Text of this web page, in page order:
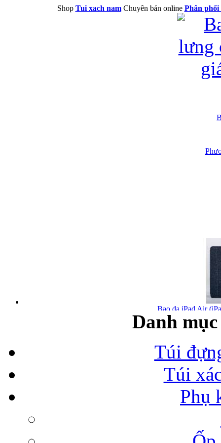
Shop Tui xach namChuyên bán online Phân phối
Bao da iPad Air
Bao da iPad Air
Danh
Túi
Túi
Phụ